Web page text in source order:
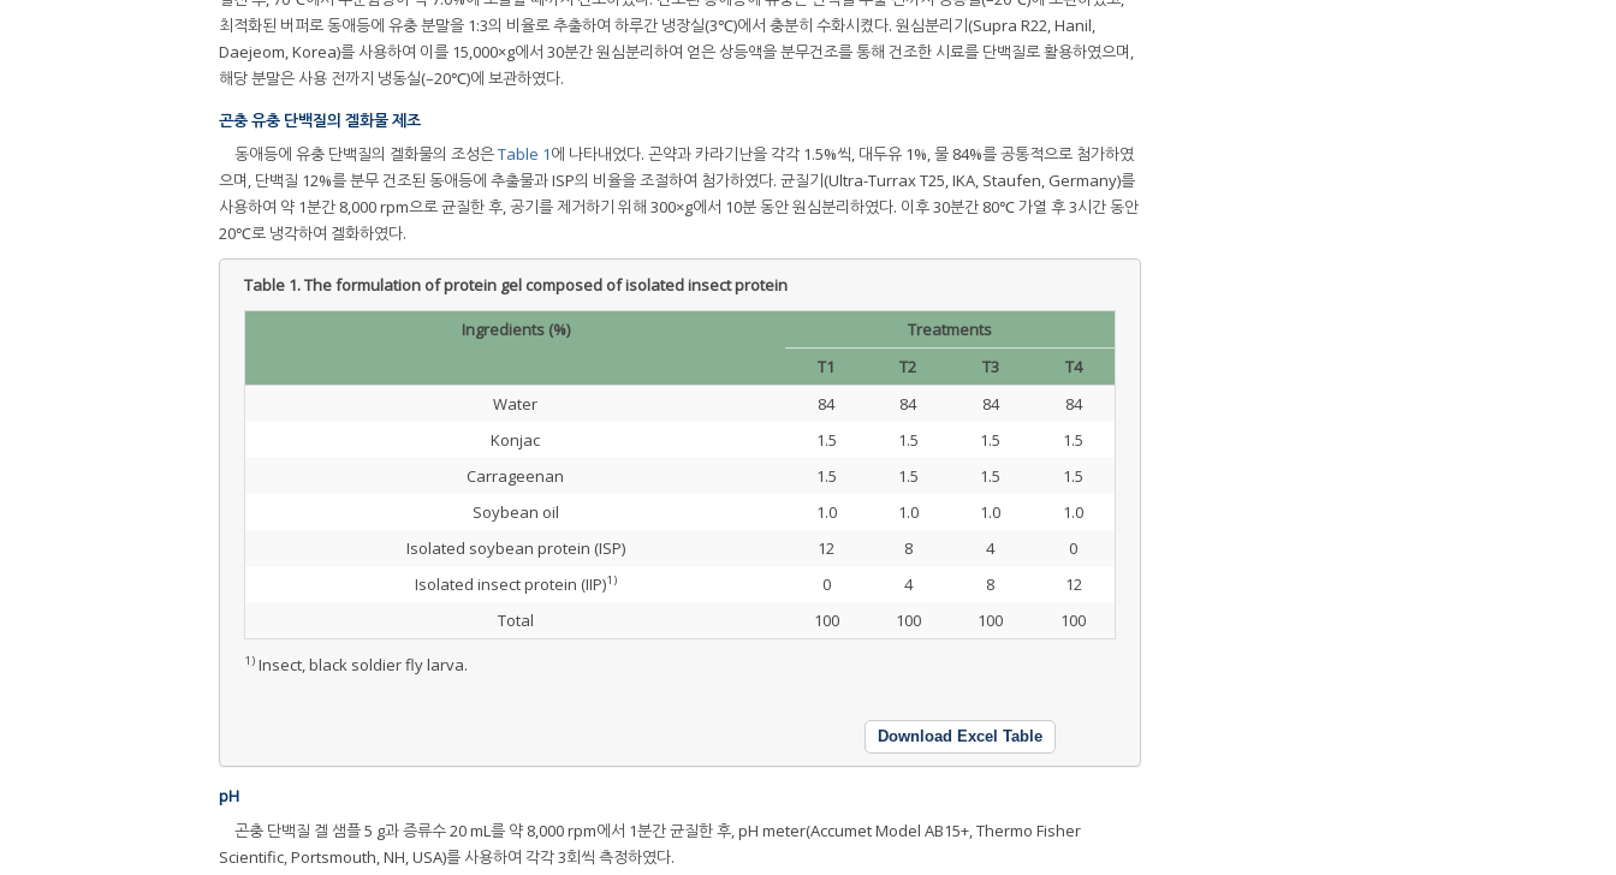
최적화된 버퍼로 동애등에 유충 분말을 1:3의 비율로 추출하여 하루간 냉장실(3℃)에서 충분히 수화시켰다. 원심분리기(Supra R22, Hanil,
Daejeom, Korea)를 사용하여 이를 15,000×g에서 30분간 원심분리하여 얻은 상등액을 분무건조를 통해 건조한 시료를 단백질로 활용하였으며,
해당 분말은 사용 전까지 냉동실(–20℃)에 보관하였다.
곤충 유충 단백질의 겔화물 제조
동애등에 유충 단백질의 겔화물의 조성은Table 1에 나타내었다. 곤약과 카라기난을 각각 1.5%씩, 대두유 1%, 물 84%를 공통적으로 첨가하였
으며, 단백질 12%를 분무 건조된 동애등에 추출물과 ISP의 비율을 조절하여 첨가하였다. 균질기(Ultra-Turrax T25, IKA, Staufen, Germany)를
사용하여 약 1분간 8,000 rpm으로 균질한 후, 공기를 제거하기 위해 300×g에서 10분 동안 원심분리하였다. 이후 30분간 80℃ 가열 후 3시간 동안
20℃로 냉각하여 겔화하였다.
Table 1.The formulation of protein gel composed of isolated insect protein
Ingredients (%)
Treatments
T1
T2 T3
T4
Water
84 84 84
84
Konjac
1.5 1.5 1.5
1.5
Carrageenan
1.5 1.5 1.5
1.5
Soybean oil
1.0 1.0 1.0
1.0
Isolated soybean protein (ISP)
12 8 4
0
Isolated insect protein (IIP)1) 0 4 8
12
Total
100 100 100 100
1) Insect, black soldier fly larva.
Download Excel Table
pH
곤충 단백질 겔 샘플 5 g과 증류수 20 mL를 약 8,000 rpm에서 1분간 균질한 후, pH meter(Accumet Model AB15+, Thermo Fisher
Scientific, Portsmouth, NH, USA)를 사용하여 각각 3회씩 측정하였다.